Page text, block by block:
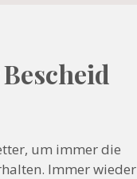
um immer die
Immer wieder